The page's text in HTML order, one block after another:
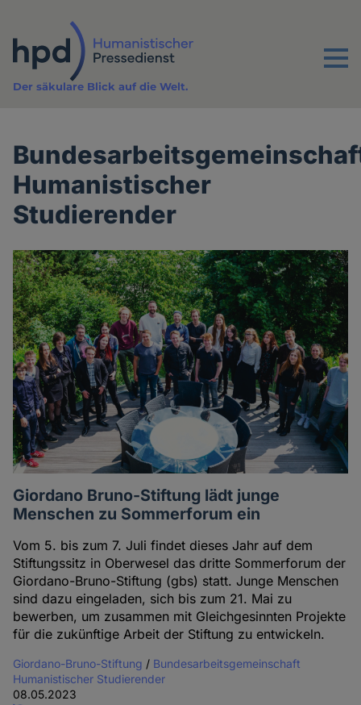
Inhalt
Menu
Der säkulare Blick auf die Welt.
Humanistischer
Studierender
Giordano Bruno-Stiftung lädt junge
Menschen zu Sommerforum ein
Vom 5. bis zum 7. Juli findet dieses Jahr auf dem
Stiftungssitz in Oberwesel das dritte Sommerforum der
Giordano-Bruno-Stiftung (gbs) statt. Junge Menschen
sind dazu eingeladen, sich bis zum 21. Mai zu
bewerben, um zusammen mit Gleichgesinnten Projekte
für die zukünftige Arbeit der Stiftung zu entwickeln.
Giordano-Bruno-Stiftung / Bundesarbeitsgemeinschaft
Humanistischer Studierender
08.05.2023